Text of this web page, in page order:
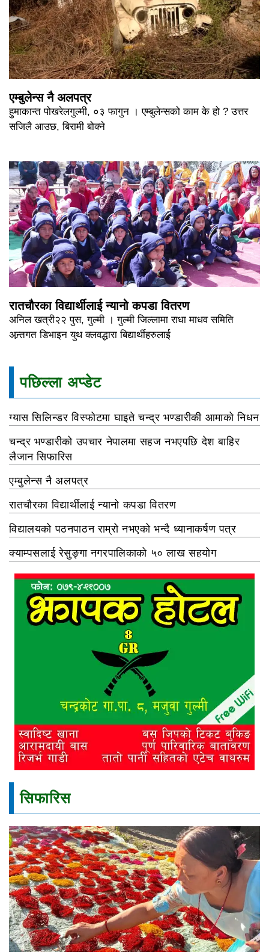
एम्बुलेन्स नै अलपत्र
हुमाकान्त पोखरेलगुल्मी, ०३ फागुन । एम्बुलेन्सको काम के हो ? उत्तर
सजिलै आउछ, बिरामी बोक्ने
रातचौरका विद्यार्थीलाई न्यानो कपडा वितरण
अनिल खत्री२२ पुस, गुल्मी । गुल्मी जिल्लामा राधा माधव समिति
अन्र्तगत डिभाइन युथ क्लवद्धारा बिद्यार्थीहरुलाई
पछिल्ला अप्डेट
ग्यास सिलिन्डर विस्फोटमा घाइते चन्द्र भण्डारीकी आमाको निधन
चन्द्र भण्डारीको उपचार नेपालमा सहज नभएपछि देश बाहिर
लैजान सिफारिस
एम्बुलेन्स नै अलपत्र
रातचौरका विद्यार्थीलाई न्यानो कपडा वितरण
विद्यालयको पठनपाठन राम्रो नभएको भन्दै ध्यानाकर्षण पत्र
क्याम्पसलाई रेसुङ्गा नगरपालिकाको ५० लाख सहयोग
सिफारिस